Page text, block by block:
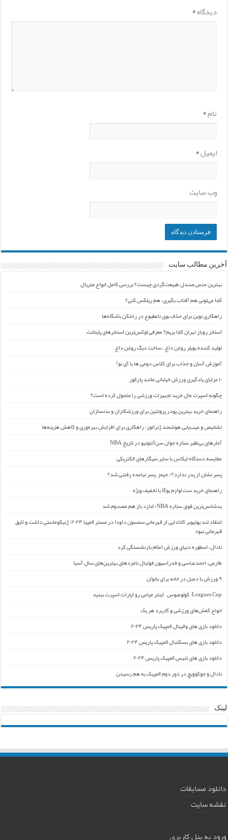
دیدگاه*
نام*
ایمیل*
وب‌ سایت
آخرین مطالب سایت
بهترین جنس صندل طبیعت‌گردی چیست؟ بررسی کامل انواع متریال
کجا می‌تونی هم آفتاب بگیری، هم ریلکس کنی؟
راهکاری نوین برای حذف بوی نامطبوع در رختکن باشگاه‌ها
استخر روباز تهران کجا بریم؟ معرفی لوکس‌ترین استخرهای پایتخت
تولید کننده بویلر روغن داغ ، ساخت دیگ روغن داغ
آموزش آسان و جذاب برای کلاس دومی ها با آی نو!
۱۰ مزایای یادگیری ورزش خیابانی مانند پارکور
چگونه اسپرت مال خرید تجهیزات ورزشی را متحول کرده است؟
راهنمای خرید بهترین پودر پروتئین برای ورزشکاران و بدنسازان
تشخیص و عیب‌یابی هوشمند ژنراتور: راهکاری برای افزایش بهره‌وری و کاهش هزینه‌ها
آمارهای بی‌نظیر ستاره جوان سن‌آنتونیو در تاریخ NBA
مقایسه دستگاه ایکاس با سایر سیگارهای الکتریکی
پسر نشان از پدر ندارد؟/ جیمز ِ پسر نیامده رفتنی شد؟
راهنمای خرید ست لوازم یوگا با تخفیف ویژه
بدشانس‌ترین فوق ستاره NBA/ لنارد باز هم مصدوم شد
انتقاد تند یوتیوبر کانادایی از قهرمانی سمسون داودا در مستر المپیا ۲۰۲۴: ژنیکوماستی داشت و لایق
قهرمانی نبود
نادال، اسطوره دنیای ورزش اعلام بازنشستگی کرد
طارمی، احمدعباسی و فدراسیون فوتبال نامزدهای بهترین‌های سال آسیا
۹ ورزش با دمبل در خانه برای بانوان
Leagues Cup: کولومبوس – اینتر میامی رو اپارات اسپرت ببنید
انواع کفش‌های ورزشی و کاربرد هر یک
دانلود بازی های والیبال المپیک پاریس ۲۰۲۴
دانلود بازی های بسکتبال المپیک پاریس ۲۰۲۴
دانلود بازی های تنیس المپیک پاریس ۲۰۲۴
نادال و جوکوویچ در دور دوم المپیک به هم رسیدن
لینک
دانلود مسابقات
نقشه سایت
ورود به پنل کاربری